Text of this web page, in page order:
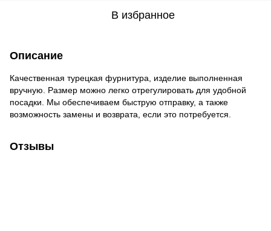
В избранное
Описание
Качественная турецкая фурнитура, изделие выполненная
вручную. Размер можно легко отрегулировать для удобной
посадки. Мы обеспечиваем быструю отправку, а также
возможность замены и возврата, если это потребуется.
Отзывы